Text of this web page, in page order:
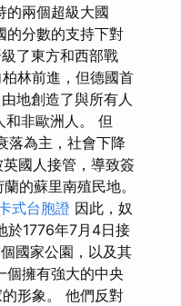
的兩個超級大國
的分數的支持下對
了東方和西部戰
林前進，但德國首
由地創造了與所有人
非歐洲人。 但
落為主，社會下降
國人接管，導致簽
的蘇里南殖民地。
式台胞證 因此，奴
於1776年7月4日接
國家公園，以及其
個擁有強大的中央
形象。 他們反對